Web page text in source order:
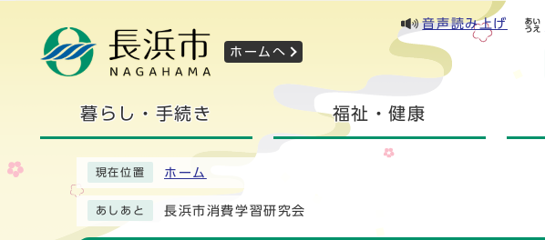
ホームへ
音声読み上げ
暮らし・手続き 福祉・健康
現在位置 ホーム
あしあと 長浜市消費学習研究会